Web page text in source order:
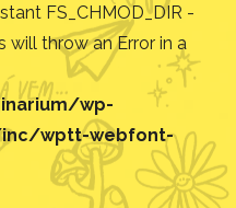
FS_CHMOD_DIR -
will throw an Error in a
wp-
wptt-webfont-